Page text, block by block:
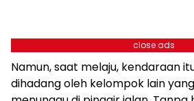
close ads
Namun, saat melaju, kendaraan
dihadang oleh kelompok lain